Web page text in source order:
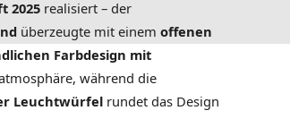
2025 realisiert – der
überzeugte mit einem offenen
Farbdesign mit
während die
Leuchtwürfel rundet das Design